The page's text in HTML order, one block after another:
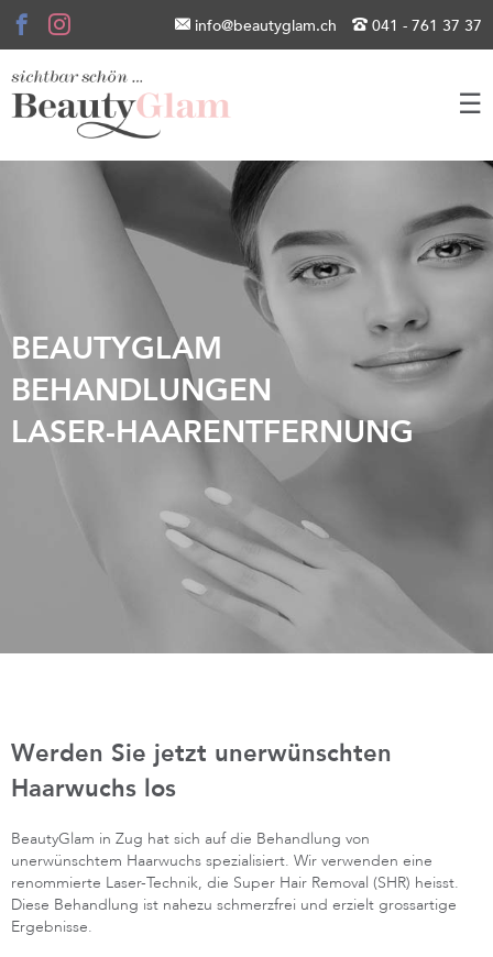
info@beautyglam.ch 041 - 761 37 37
☰
BEAUTYGLAM
BEHANDLUNGEN
LASER-HAARENTFERNUNG
Werden Sie jetzt unerwünschten
Haarwuchs los
BeautyGlam in Zug hat sich auf die Behandlung von
unerwünschtem Haarwuchs spezialisiert. Wir verwenden eine
renommierte Laser-Technik, die Super Hair Removal (SHR) heisst.
Diese Behandlung ist nahezu schmerzfrei und erzielt grossartige
Ergebnisse.